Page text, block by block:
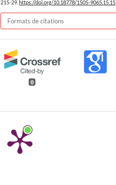
215-29. https://doi.org/10.18778/1505-9065.15.15
Formats de citations
0